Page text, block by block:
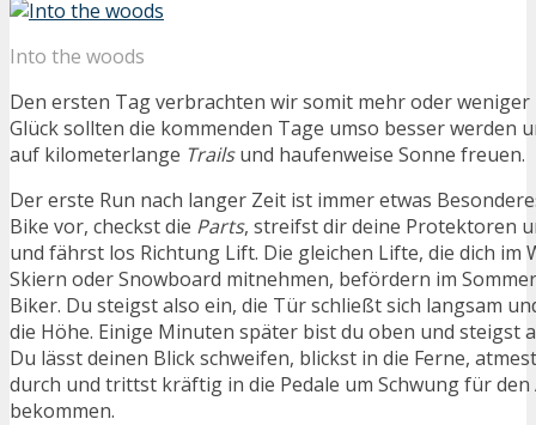
Into the woods
Den ersten Tag verbrachten wir somit mehr oder weniger
Glück sollten die kommenden Tage umso besser werden
auf kilometerlange Trailsund haufenweise Sonne freuen.
Der erste Run nach langer Zeit ist immer etwas
Bike vor, checkst die Parts, streifst dir deine Protektoren
und fährst los Richtung Lift. Die gleichen Lifte, die dich im
Skiern oder Snowboard mitnehmen, befördern im
Biker. Du steigst also ein, die Tür schließt sich langsam
die Höhe. Einige Minuten später bist du oben und steigst
Du lässt deinen Blick schweifen, blickst in die Ferne,
durch und trittst kräftig in die Pedale um Schwung für den
bekommen.